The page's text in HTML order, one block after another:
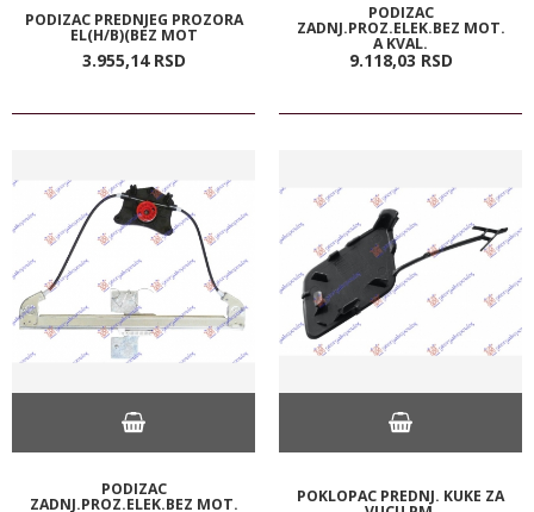
PODIZAC PREDNJEG PROZORA
EL(H/B)(BEZ MOT
3.955,14 RSD
PODIZAC
ZADNJ.PROZ.ELEK.BEZ MOT.
A KVAL.
9.118,03 RSD
PODIZAC
ZADNJ.PROZ.ELEK.BEZ MOT. POKLOPAC PREDNJ. KUKE ZA